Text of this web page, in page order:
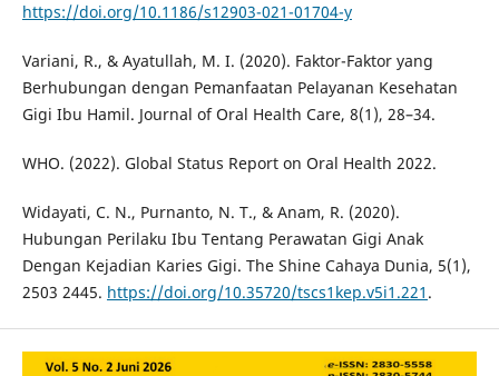
https://doi.org/10.1186/s12903-021-01704-y
Variani, R., & Ayatullah, M. I. (2020). Faktor-Faktor yang
Berhubungan dengan Pemanfaatan Pelayanan Kesehatan
Gigi Ibu Hamil. Journal of Oral Health Care, 8(1), 28–34.
WHO. (2022). Global Status Report on Oral Health 2022.
Widayati, C. N., Purnanto, N. T., & Anam, R. (2020).
Hubungan Perilaku Ibu Tentang Perawatan Gigi Anak
Dengan Kejadian Karies Gigi. The Shine Cahaya Dunia, 5(1),
2503 2445. https://doi.org/10.35720/tscs1kep.v5i1.221 .